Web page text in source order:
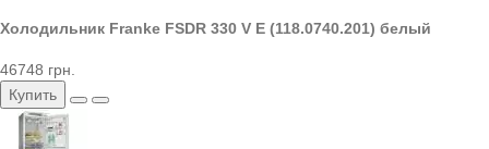
Холодильник Franke FSDR 330 V E (118.0740.201) белый
46748 грн.
Купить